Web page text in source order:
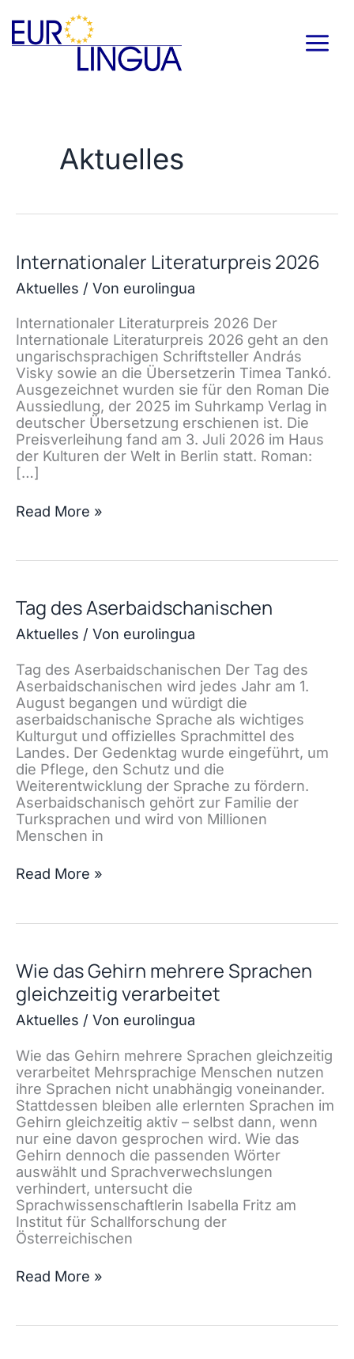
Inhalt
springen
Aktuelles
Internationaler Literaturpreis 2026
Aktuelles / Von eurolingua
Internationaler Literaturpreis 2026 Der
Internationale Literaturpreis 2026 geht an den
ungarischsprachigen Schriftsteller András
Visky sowie an die Übersetzerin Timea Tankó.
Ausgezeichnet wurden sie für den Roman Die
Aussiedlung, der 2025 im Suhrkamp Verlag in
deutscher Übersetzung erschienen ist. Die
Preisverleihung fand am 3. Juli 2026 im Haus
der Kulturen der Welt in Berlin statt. Roman:
[…]
Internationaler
Read More »
Tag des Aserbaidschanischen
Aktuelles / Von eurolingua
Tag des Aserbaidschanischen Der Tag des
Aserbaidschanischen wird jedes Jahr am 1.
August begangen und würdigt die
aserbaidschanische Sprache als wichtiges
Kulturgut und offizielles Sprachmittel des
Landes. Der Gedenktag wurde eingeführt, um
die Pflege, den Schutz und die
Weiterentwicklung der Sprache zu fördern.
Aserbaidschanisch gehört zur Familie der
Turksprachen und wird von Millionen
Menschen in
Tag
Read More »
Wie das Gehirn mehrere Sprachen
gleichzeitig verarbeitet
Aktuelles / Von eurolingua
Wie das Gehirn mehrere Sprachen gleichzeitig
verarbeitet Mehrsprachige Menschen nutzen
ihre Sprachen nicht unabhängig voneinander.
Stattdessen bleiben alle erlernten Sprachen im
Gehirn gleichzeitig aktiv – selbst dann, wenn
nur eine davon gesprochen wird. Wie das
Gehirn dennoch die passenden Wörter
auswählt und Sprachverwechslungen
verhindert, untersucht die
Sprachwissenschaftlerin Isabella Fritz am
Institut für Schallforschung der
Österreichischen
Wie
mehrere
Read More »